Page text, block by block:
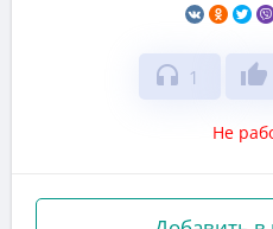
headphones 1 thumb_up
Не